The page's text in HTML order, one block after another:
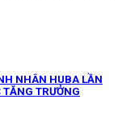
NHÂN HUBA LẦN
TRƯỞNG